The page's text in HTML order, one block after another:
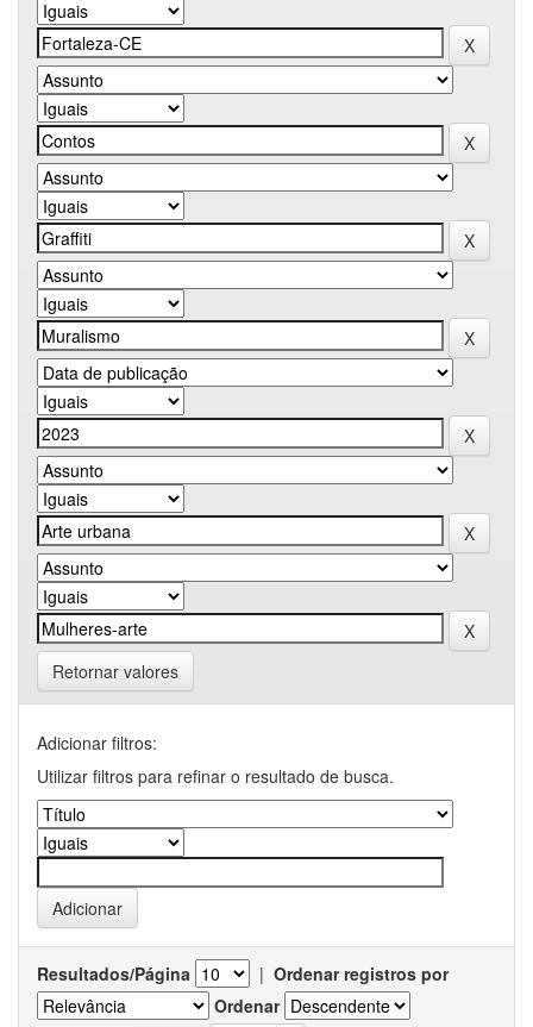
Retornar valores
Adicionar filtros:
Utilizar filtros para refinar o resultado de busca.
Resultados/Página | Ordenar registros por
Ordenar